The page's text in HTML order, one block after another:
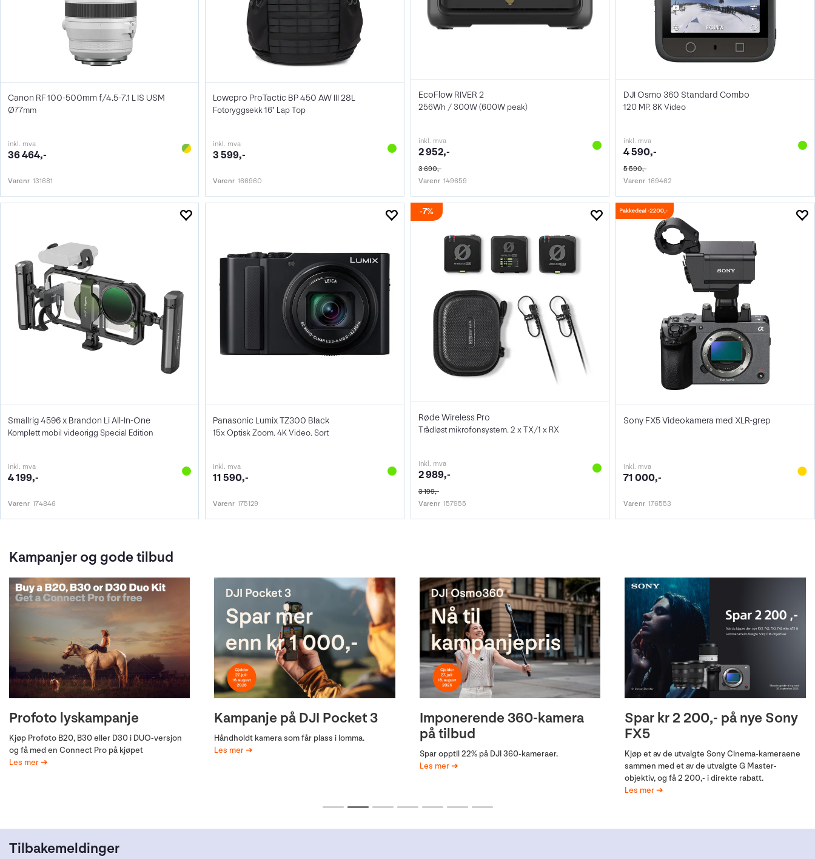
Canon RF 100-500mm f/4.5-7.1 L IS USM
Ø77mm
inkl. mva
36 464,-
Varenr 131681
Lowepro ProTactic BP 450 AW III 28L
Fotoryggsekk 16" Lap Top
inkl. mva
3 599,-
Varenr 166960
EcoFlow RIVER 2
256Wh / 300W (600W peak)
inkl. mva
2 952,-
3 690,-
Varenr 149659
DJI Osmo 360 Standard Combo
120 MP. 8K Video
inkl. mva
4 590,-
5 590,-
Varenr 169462
Smallrig 4596 x Brandon Li All-In-One
Komplett mobil videorigg Special Edition
inkl. mva
4 199,-
Varenr 174846
Panasonic Lumix TZ300 Black
15x Optisk Zoom. 4K Video. Sort
inkl. mva
11 590,-
Varenr 175129
7%
Røde Wireless Pro
Trådløst mikrofonsystem. 2 x TX/1 x RX
inkl. mva
2 989,-
3 199,-
Varenr 157955
Sony FX5 Videokamera med XLR-grep
inkl. mva
71 000,-
Varenr 176553
Kampanjer og gode tilbud
Profoto lyskampanje
Kjøp Profoto B20, B30 eller D30 i DUO-versjon
og få med en Connect Pro på kjøpet
Les mer
Kampanje på DJI Pocket 3
Håndholdt kamera som får plass i lomma.
Les mer
Imponerende 360-kamera
på tilbud
Spar opptil 22% på DJI 360-kameraer.
Les mer
Spar kr 2 200,- på nye Sony
FX5
Kjøp et av de utvalgte Sony Cinema-kameraene
sammen med et av de utvalgte G Master-
objektiv, og få 2 200,- i direkte rabatt.
Les mer
Tilbakemeldinger